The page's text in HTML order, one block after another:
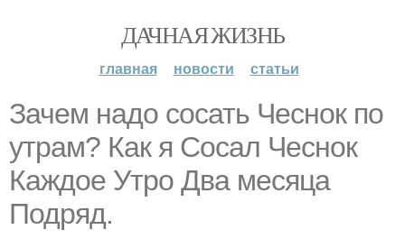
ДАЧНАЯ ЖИЗНЬ
главная новости статьи
Зачем надо сосать Чеснок по
утрам? Как я Сосал Чеснок
Каждое Утро Два месяца
Подряд.